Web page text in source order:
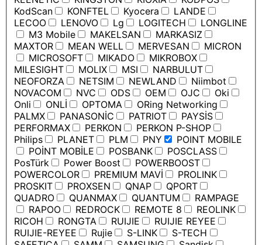
KodScan
KONFTEL Kyocera
LANDE
LECOO
LENOVO Lg LOGITECH
LONGLINE
M3 Mobile
MAKELSAN
MARKASIZ
MAXTOR
MEAN WELL MERVESAN
MICRON
MICROSOFT
MIKADO
MIKROBOX
MILESIGHT
MOLIX MSI
NARBULUT
NEOFORZA
NETSIM NEWLAND
Niimbot
NOVACOM
NVC ODS OEM OJC
Oki
Onli
ONLİ OPTOMA
ORing Networking
PALMX
PANASONİC PATRIOT
PAYSİS
PERFORMAX
PERKON
PERKON P-SHOP
Philips
PLANET PLM PNY
POINT MOBILE
POİNT MOBİLE
POSBANK
POSCLASS
PosTürk
Power Boost
POWERBOOST
POWERCOLOR
PREMIUM MAVİ
PROLINK
PROSKIT
PROXSEN QNAP
QPORT
QUADRO
QUANMAX QUANTUM
RAMPAGE
RAPOO
REDROCK REMOTE 8
REOLINK
RICOH
RONGTA RUIJIE
RUIJIE REYEE
RUIJIE-REYEE
Rujie S-LINK
S-TECH